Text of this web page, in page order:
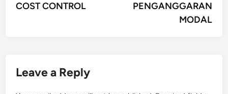
COST CONTROL
PENGANGGARAN
MODAL
Leave a Reply